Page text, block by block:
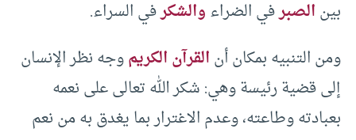
بينالصبرفي الضراءوالشكرفي السراء.
ومن التنبيه بمكان أنالقرآن الكريموجه نظر الإنسان
إلى قضية رئيسة وهي: شكر الله تعالى على نعمه
بعبادته وطاعته، وعدم الاغترار بما يغدق به من نعم